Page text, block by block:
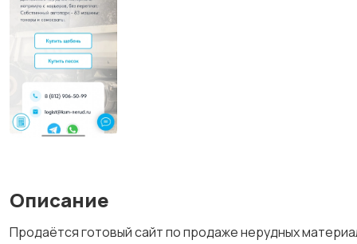
Описание
Продаётся готовый сайт по продаже нерудных